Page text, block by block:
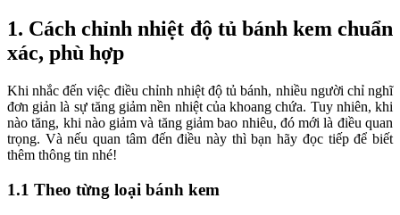
1. Cách chỉnh nhiệt độ tủ bánh kem chuẩn
xác, phù hợp
Khi nhắc đến việc điều chỉnh nhiệt độ tủ bánh, nhiều người chỉ nghĩ
đơn giản là sự tăng giảm nền nhiệt của khoang chứa. Tuy nhiên, khi
nào tăng, khi nào giảm và tăng giảm bao nhiêu, đó mới là điều quan
trọng. Và nếu quan tâm đến điều này thì bạn hãy đọc tiếp để biết
thêm thông tin nhé!
1.1 Theo từng loại bánh kem